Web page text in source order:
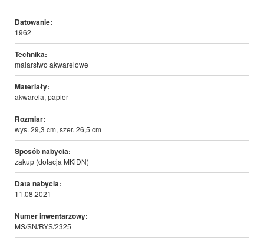
Datowanie:
1962
Technika:
malarstwo akwarelowe
Materiały:
akwarela, papier
Rozmiar:
wys. 29,3 cm, szer. 26,5 cm
Sposób nabycia:
zakup (dotacja MKiDN)
Data nabycia:
11.08.2021
Numer inwentarzowy:
MS/SN/RYS/2325